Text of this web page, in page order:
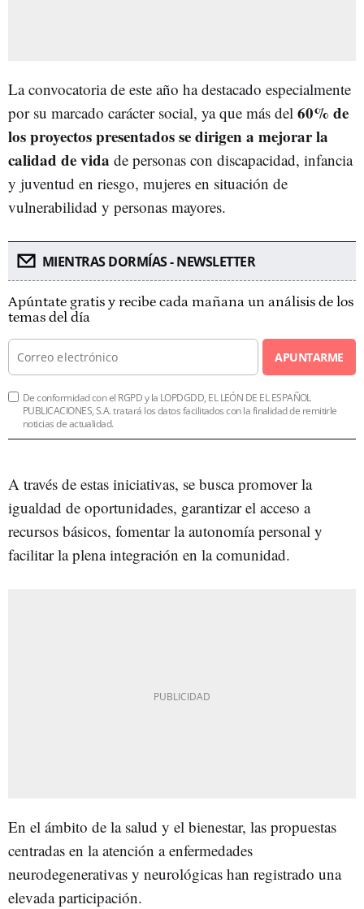
La convocatoria de este año ha destacado especialmente
por su marcado carácter social, ya que más del 60% de
los proyectos presentados se dirigen a mejorar la
calidad de vida de personas con discapacidad, infancia
y juventud en riesgo, mujeres en situación de
vulnerabilidad y personas mayores.
MIENTRAS DORMÍAS - NEWSLETTER
Apúntate gratis y recibe cada mañana un análisis de los
temas del día
APUNTARME
De conformidad con el RGPD y la LOPDGDD, EL LEÓN DE EL ESPAÑOL
PUBLICACIONES, S.A. tratará los datos facilitados con la finalidad de remitirle
noticias de actualidad.
A través de estas iniciativas, se busca promover la
igualdad de oportunidades, garantizar el acceso a
recursos básicos, fomentar la autonomía personal y
facilitar la plena integración en la comunidad.
En el ámbito de la salud y el bienestar, las propuestas
centradas en la atención a enfermedades
neurodegenerativas y neurológicas han registrado una
elevada participación.